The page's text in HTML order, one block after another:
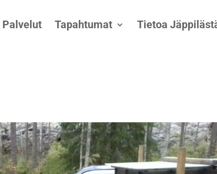
Palvelut Tapahtumat Tietoa